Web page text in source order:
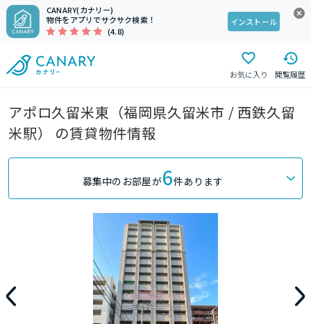
CANARY(カナリー)
物件をアプリでサクサク検索！
(4.8)
インストール
お気に入り 閲覧履歴
アポロ久留米東（福岡県久留米市 / 西鉄久留
米駅） の賃貸物件情報
募集中のお部屋が6件あります